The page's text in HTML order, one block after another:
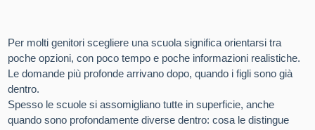
Per molti genitori scegliere una scuola significa orientarsi tra
poche opzioni, con poco tempo e poche informazioni realistiche.
Le domande più profonde arrivano dopo, quando i figli sono già
dentro.
Spesso le scuole si assomigliano tutte in superficie, anche
quando sono profondamente diverse dentro: cosa le distingue